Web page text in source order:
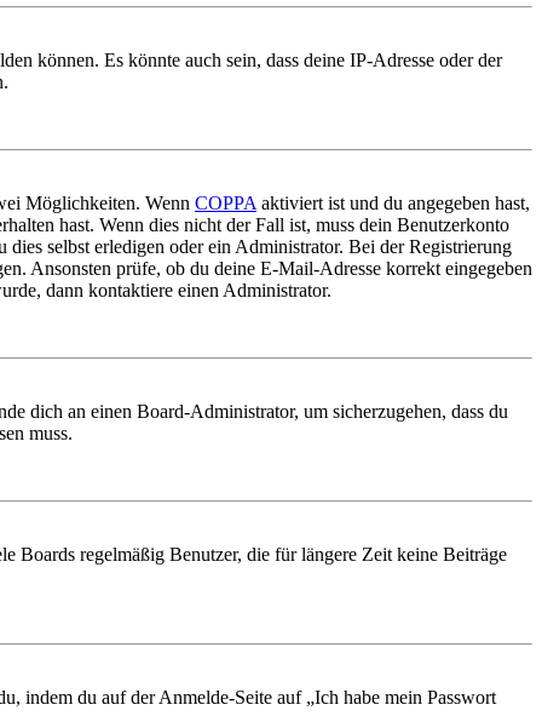
können. Es könnte auch sein, dass deine IP-Adresse oder der
Möglichkeiten. Wenn COPPA aktiviert ist und du angegeben hast,
hast. Wenn dies nicht der Fall ist, muss dein Benutzerkonto
selbst erledigen oder ein Administrator. Bei der Registrierung
Ansonsten prüfe, ob du deine E-Mail-Adresse korrekt eingegeben
dann kontaktiere einen Administrator.
dich an einen Board-Administrator, um sicherzugehen, dass du
muss.
Boards regelmäßig Benutzer, die für längere Zeit keine Beiträge
indem du auf der Anmelde-Seite auf „Ich habe mein Passwort